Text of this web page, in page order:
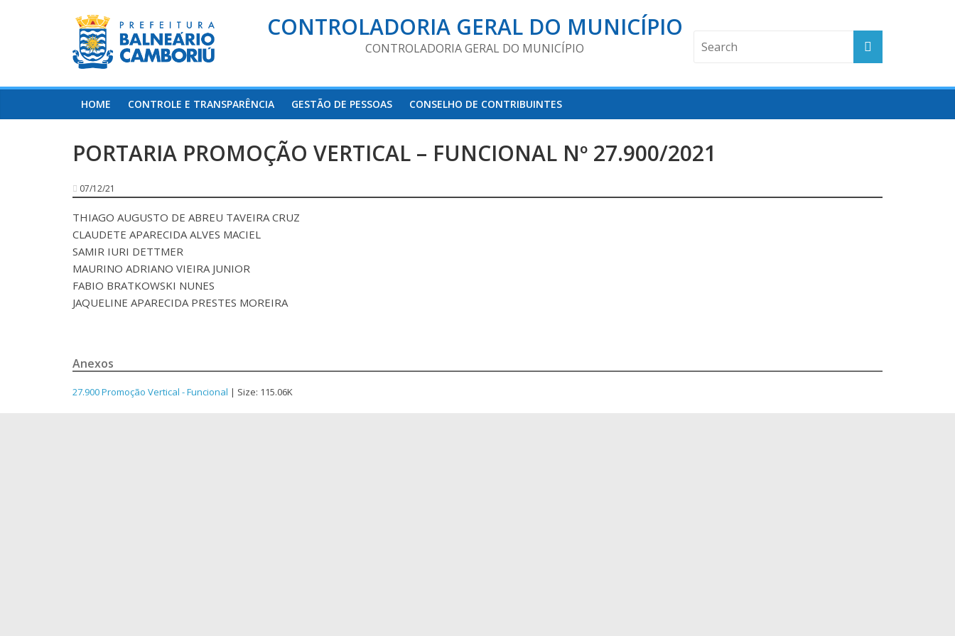
CONTROLADORIA GERAL DO MUNICÍPIO
CONTROLADORIA GERAL DO MUNICÍPIO
HOME CONTROLE E TRANSPARÊNCIA GESTÃO DE PESSOAS CONSELHO DE CONTRIBUINTES
PORTARIA PROMOÇÃO VERTICAL – FUNCIONAL Nº 27.900/2021
07/12/21
THIAGO AUGUSTO DE ABREU TAVEIRA CRUZ
CLAUDETE APARECIDA ALVES MACIEL
SAMIR IURI DETTMER
MAURINO ADRIANO VIEIRA JUNIOR
FABIO BRATKOWSKI NUNES
JAQUELINE APARECIDA PRESTES MOREIRA
Anexos
27.900 Promoção Vertical - Funcional | Size: 115.06K